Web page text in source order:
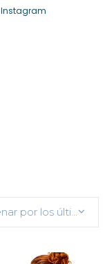
Instagram
Ordenar por los últimos